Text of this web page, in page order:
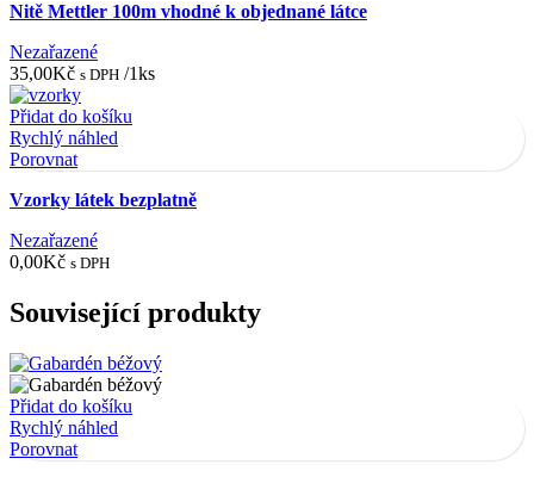
Nitě Mettler 100m vhodné k objednané látce
Nezařazené
35,00Kč s DPH /1ks
Přidat do košíku
Rychlý náhled
Porovnat
Vzorky látek bezplatně
Nezařazené
0,00Kč s DPH
Související produkty
Přidat do košíku
Rychlý náhled
Porovnat